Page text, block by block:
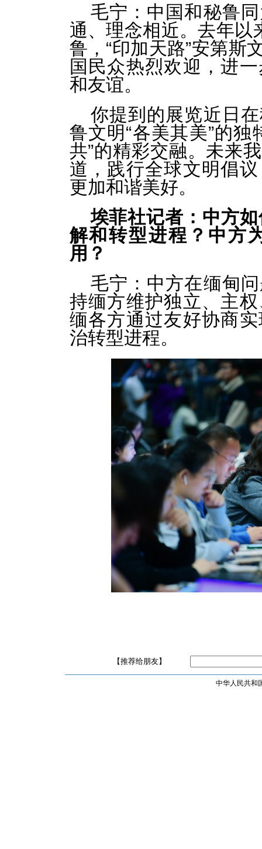
毛宁： 中国和秘鲁
通、理念相近。去年以
鲁，“印加天路”安第斯
国民众热烈欢迎，进
和友谊。
你提到的展览近日
鲁文明“各美其美”的
共”的精彩交融。未来
道，践行全球文明倡
更加和谐美好。
埃菲社记者：中方
解和转型进程？中方
用？
毛宁： 中方在缅甸
持缅方维护独立、主
缅各方通过友好协商
治转型进程。
【推荐给朋友】
中华人民共和